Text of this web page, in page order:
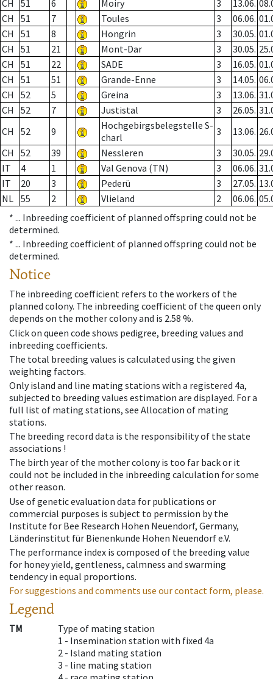
CH 51 6 Moiry 3 13.06.
CH
51 7 Toules 3 06.06.
CH
51 8 Hongrin 3 30.05.
CH
51 21 Mont-Dar 3 30.05.
CH
51 22 SADE 3 16.05.
CH
51 51 Grande-Enne 3 14.05.
CH
52 5 Greina 3 13.06.
CH
52 7 Justistal 3 26.05.
CH
52 9
Hochgebirgsbelegstelle S-
charl
3 13.06.
CH
52 39 Nessleren 3 30.05.
IT
4 1 Val Genova (TN) 3 06.06.
IT
20 3 Pederü 3 27.05.
NL 55 2 Vlieland 2 06.06.
* ... Inbreeding coefficient of planned offspring could not be
determined.
* ... Inbreeding coefficient of planned offspring could not be
determined.
Notice
The inbreeding coefficient refers to the workers of the
planned colony. The inbreeding coefficient of the queen only
depends on the mother colony and is 2.58 %.
Click on queen code shows pedigree, breeding values and
inbreeding coefficients.
The total breeding values is calculated using the given
weighting factors.
Only island and line mating stations with a registered 4a,
subjected to breeding values estimation are displayed. For a
full list of mating stations, see Allocation of mating
stations.
The breeding record data is the responsibility of the state
associations !
The birth year of the mother colony is too far back or it
could not be included in the inbreeding calculation for some
other reason.
Use of genetic evaluation data for publications or
commercial purposes is subject to permission by the
Institute for Bee Research Hohen Neuendorf, Germany,
Länderinstitut für Bienenkunde Hohen Neuendorf e.V.
The performance index is composed of the breeding value
for honey yield, gentleness, calmness and swarming
tendency in equal proportions.
For suggestions and comments use our contact form, please.
Legend
TM
Type of mating station
1 - Insemination station with fixed 4a
2 - Island mating station
3 - line mating station